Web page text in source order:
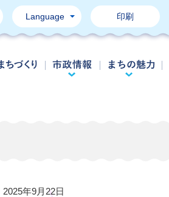
Language 印刷
就労・産業・まちづくり
市政情報
2025年9月22日